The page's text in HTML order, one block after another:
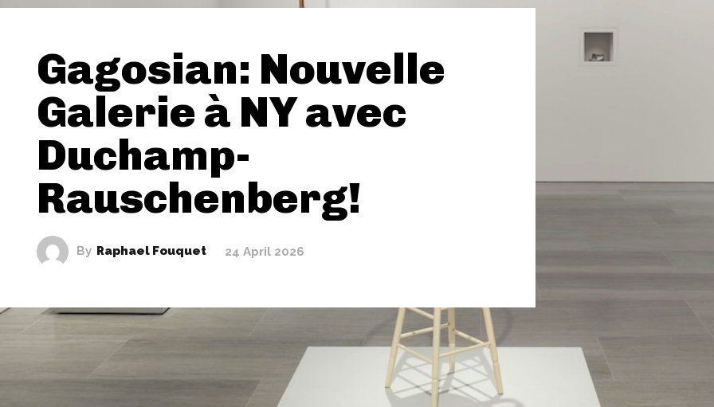
Gagosian: Nouvelle
Galerie à NY avec
Duchamp-
Rauschenberg!
By Raphael Fouquet 24 April 2026